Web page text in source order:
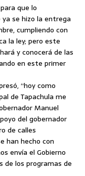
que lo
se hizo la entrega
cumpliendo con
la ley; pero este
y conocerá de las
en este primer
“hoy como
de Tapachula me
Manuel
del gobernador
de calles
han hecho con
envía el Gobierno
de los programas de